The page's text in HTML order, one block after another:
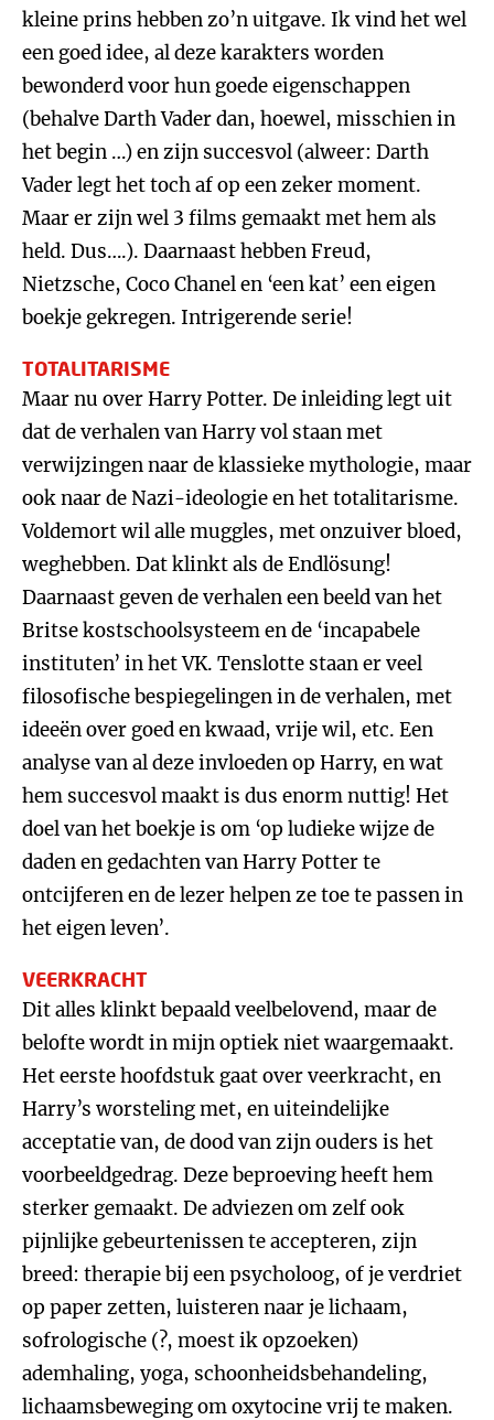
kleine prins hebben zo’n uitgave. Ik vind het wel
een goed idee, al deze karakters worden
bewonderd voor hun goede eigenschappen
(behalve Darth Vader dan, hoewel, misschien in
het begin …) en zijn succesvol (alweer: Darth
Vader legt het toch af op een zeker moment.
Maar er zijn wel 3 films gemaakt met hem als
held. Dus….). Daarnaast hebben Freud,
Nietzsche, Coco Chanel en ‘een kat’ een eigen
boekje gekregen. Intrigerende serie!
TOTALITARISME
Maar nu over Harry Potter. De inleiding legt uit
dat de verhalen van Harry vol staan met
verwijzingen naar de klassieke mythologie, maar
ook naar de Nazi-ideologie en het totalitarisme.
Voldemort wil alle muggles, met onzuiver bloed,
weghebben. Dat klinkt als de Endlösung!
Daarnaast geven de verhalen een beeld van het
Britse kostschoolsysteem en de ‘incapabele
instituten’ in het VK. Tenslotte staan er veel
filosofische bespiegelingen in de verhalen, met
ideeën over goed en kwaad, vrije wil, etc. Een
analyse van al deze invloeden op Harry, en wat
hem succesvol maakt is dus enorm nuttig! Het
doel van het boekje is om ‘op ludieke wijze de
daden en gedachten van Harry Potter te
ontcijferen en de lezer helpen ze toe te passen in
het eigen leven’.
VEERKRACHT
Dit alles klinkt bepaald veelbelovend, maar de
belofte wordt in mijn optiek niet waargemaakt.
Het eerste hoofdstuk gaat over veerkracht, en
Harry’s worsteling met, en uiteindelijke
acceptatie van, de dood van zijn ouders is het
voorbeeldgedrag. Deze beproeving heeft hem
sterker gemaakt. De adviezen om zelf ook
pijnlijke gebeurtenissen te accepteren, zijn
breed: therapie bij een psycholoog, of je verdriet
op paper zetten, luisteren naar je lichaam,
sofrologische (?, moest ik opzoeken)
ademhaling, yoga, schoonheidsbehandeling,
lichaamsbeweging om oxytocine vrij te maken.